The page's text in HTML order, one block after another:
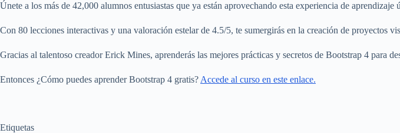
Únete a los más de 42,000 alumnos entusiastas que ya están aprovechando esta experiencia de aprendizaje
Con 80 lecciones interactivas y una valoración estelar de 4.5/5, te sumergirás en la creación de proyectos
Gracias al talentoso creador Erick Mines, aprenderás las mejores prácticas y secretos de Bootstrap 4 para
Entonces ¿Cómo puedes aprender Bootstrap 4 gratis? Accede al curso en este enlace.
Etiquetas